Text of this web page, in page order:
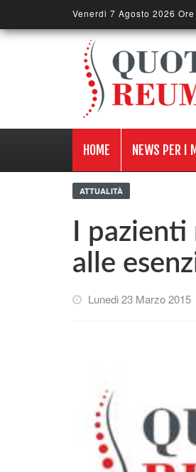
Venerdi 7 Agosto 2026
HOME NEWS PER I
ATTUALITÀ
I
alle
Lunedi 23 Marzo 2015